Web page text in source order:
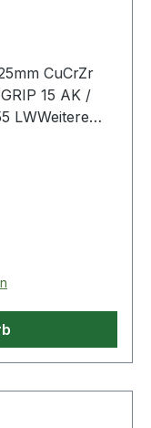
CuCrZr
15 AK /
LWWeitere